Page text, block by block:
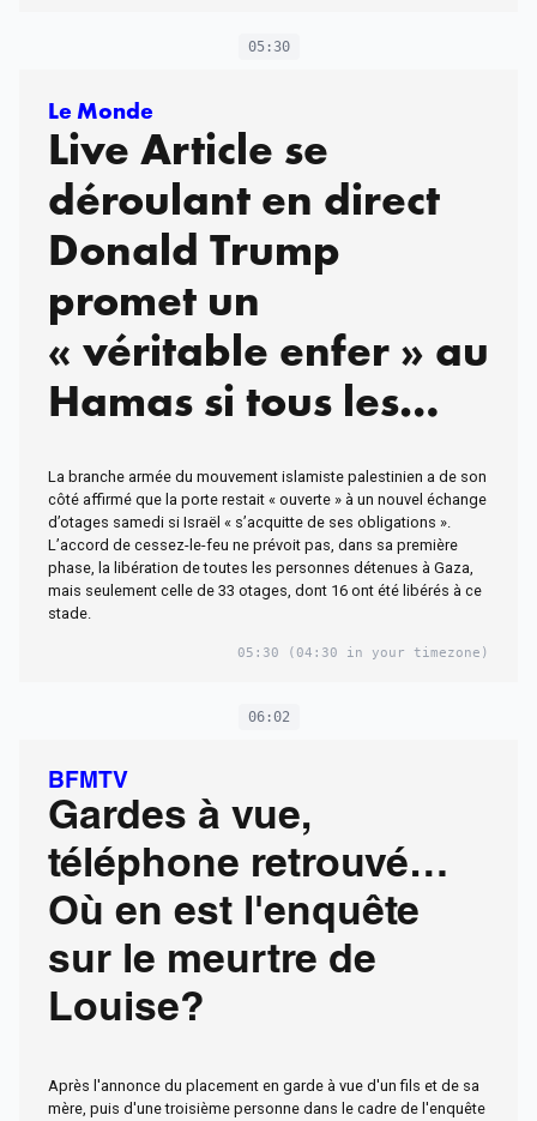
05:30
Le Monde
Live Article se
déroulant en direct
Donald Trump
promet un
« véritable enfer » au
Hamas si tous les
sont pas relâchés
d’ici à samedi
La branche armée du mouvement islamiste palestinien a de son
côté affirmé que la porte restait « ouverte » à un nouvel échange
d’otages samedi si Israël « s’acquitte de ses obligations ».
L’accord de cessez-le-feu ne prévoit pas, dans sa première
phase, la libération de toutes les personnes détenues à Gaza,
mais seulement celle de 33 otages, dont 16 ont été libérés à ce
stade.
05:30 (04:30 in your timezone)
06:02
BFMTV
Gardes à vue,
téléphone retrouvé…
Où en est l'enquête
sur le meurtre de
Louise?
Après l'annonce du placement en garde à vue d'un fils et de sa
mère, puis d'une troisième personne dans le cadre de l'enquête